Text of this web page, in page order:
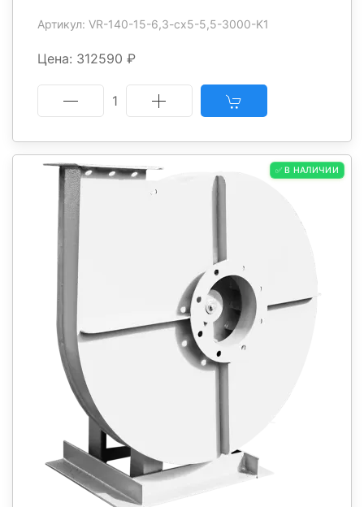
Артикул: VR-140-15-6,3-cx5-5,5-3000-K1
Цена: 312590 ₽
1
✅ В НАЛИЧИИ